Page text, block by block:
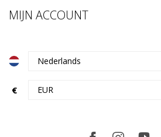
MIJN ACCOUNT
€